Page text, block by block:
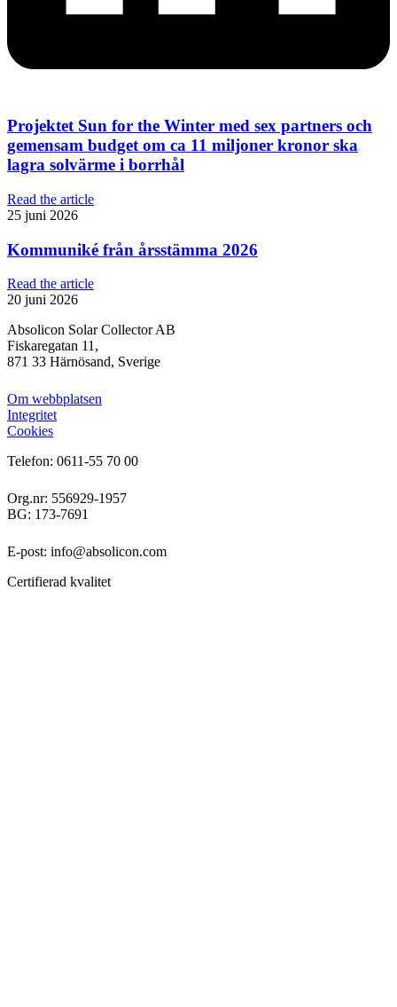
Projektet Sun for the Winter med sex partners och
gemensam budget om ca 11 miljoner kronor ska
lagra solvärme i borrhål
Read the article
25 juni 2026
Kommuniké från årsstämma 2026
Read the article
20 juni 2026
Absolicon Solar Collector AB
Fiskaregatan 11,
871 33 Härnösand, Sverige
Om webbplatsen
Integritet
Cookies
Telefon: 0611-55 70 00
Org.nr: 556929-1957
BG: 173-7691
E-post: info@absolicon.com
Certifierad kvalitet